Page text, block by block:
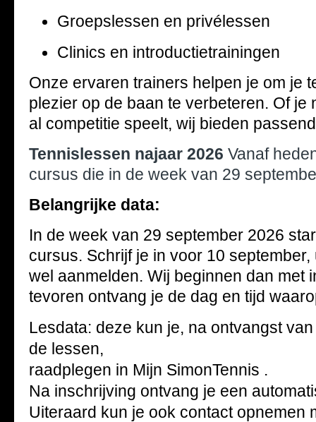
Groepslessen en privélessen
Clinics en introductietrainingen
Onze ervaren trainers helpen je om je
plezier op de baan te verbeteren. Of je
al competitie speelt, wij bieden
Tennislessen najaar 2026 Vanaf
cursus die in de week van 29
Belangrijke data:
In de week van 29 september 2026
cursus. Schrijf je in voor 10
wel aanmelden. Wij beginnen dan met
tevoren ontvang je de dag en tijd
Lesdata: deze kun je, na ontvangst
de lessen,
raadplegen in Mijn SimonTennis .
Na inschrijving ontvang je een
Uiteraard kun je ook contact opnemen